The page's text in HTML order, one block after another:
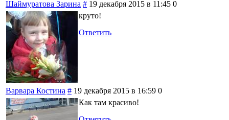
Шаймуратова Зарина # 19 декабря 2015 в 11:45 0
круто!
Ответить
Варвара Костина # 19 декабря 2015 в 16:59 0
Как там красиво!